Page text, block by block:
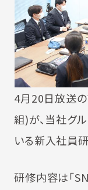
4月20日放送
組)が、当社グ
いる新入社員
研修内容は「